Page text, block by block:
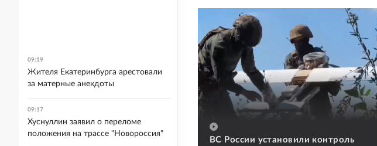
ВС России установили контроль
09:19
Жителя Екатеринбурга арестовали
за матерные анекдоты
09:17
Хуснуллин заявил о переломе
положения на трассе "Новороссия"